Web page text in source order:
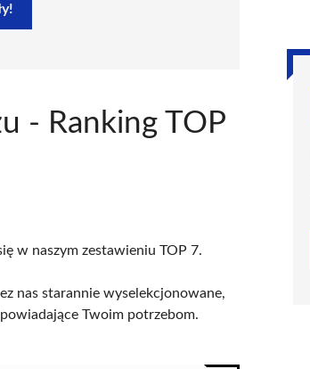
- Ranking TOP
w naszym zestawieniu TOP 7.
nas starannie wyselekcjonowane,
Twoim potrzebom.